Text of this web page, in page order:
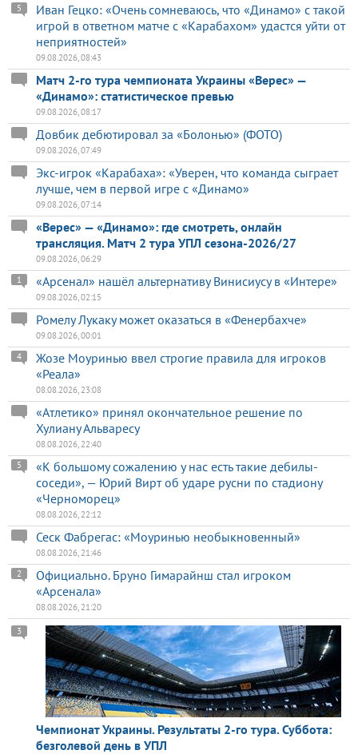
Иван Гецко: «Очень сомневаюсь, что «Динамо» с такой
игрой в ответном матче с «Карабахом» удастся уйти от
неприятностей»
5
09.08.2026, 08:43
Матч 2-го тура чемпионата Украины «Верес» —
«Динамо»: статистическое превью
09.08.2026, 08:17
Довбик дебютировал за «Болонью» (ФОТО)
09.08.2026, 07:49
Экс-игрок «Карабаха»: «Уверен, что команда сыграет
лучше, чем в первой игре с «Динамо»
09.08.2026, 07:14
«Верес» — «Динамо»: где смотреть, онлайн
трансляция. Матч 2 тура УПЛ сезона-2026/27
09.08.2026, 06:29
«Арсенал» нашёл альтернативу Винисиусу в «Интере»
1
09.08.2026, 02:15
Ромелу Лукаку может оказаться в «Фенербахче»
09.08.2026, 00:01
Жозе Моуринью ввел строгие правила для игроков
«Реала»
4
08.08.2026, 23:08
«Атлетико» принял окончательное решение по
Хулиану Альваресу
08.08.2026, 22:40
«К большому сожалению у нас есть такие дебилы-
соседи», — Юрий Вирт об ударе русни по стадиону
«Черноморец»
5
08.08.2026, 22:12
Сеск Фабрегас: «Моуринью необыкновенный»
08.08.2026, 21:46
Официально. Бруно Гимарайнш стал игроком
«Арсенала»
2
08.08.2026, 21:20
Чемпионат Украины. Результаты 2-го тура. Суббота:
безголевой день в УПЛ
3